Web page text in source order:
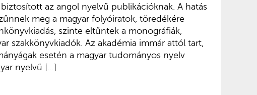
az angol nyelvű publikációknak. A hatás
meg a magyar folyóiratok, töredékére
szinte eltűntek a monográfiák,
szakkönyvkiadók. Az akadémia immár attól tart,
esetén a magyar tudományos nyelv
nyelvű […]